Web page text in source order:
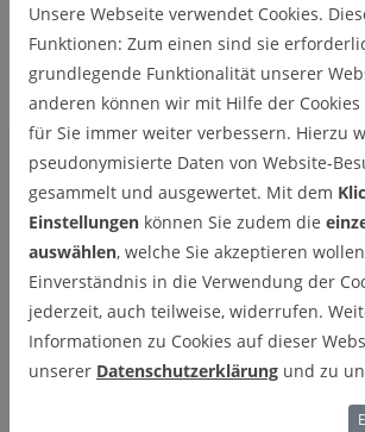
Ralf Putzig
Elektromechaniker
Unsere Webseite verwendet Cookies.
Funktionen: Zum einen sind sie
grundlegende Funktionalität unserer
anderen können wir mit Hilfe der
für Sie immer weiter verbessern. Hierzu
pseudonymisierte Daten von Website-
gesammelt und ausgewertet. Mit dem
Einstellungen können Sie zudem die
auswählen, welche Sie akzeptieren
Einverständnis in die Verwendung der
jederzeit, auch teilweise, widerrufen.
Informationen zu Cookies auf dieser
unserer Datenschutzerklärung und zu